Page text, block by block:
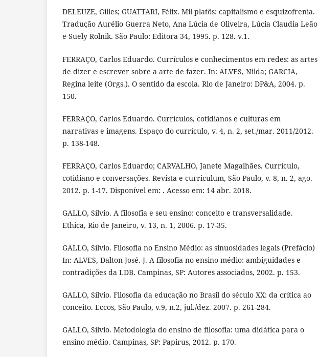
DELEUZE, Gilles; GUATTARI, Félix. Mil platôs: capitalismo e esquizofrenia.
Tradução Aurélio Guerra Neto, Ana Lúcia de Oliveira, Lúcia Claudia Leão
e Suely Rolnik. São Paulo: Editora 34, 1995. p. 128. v.1.
FERRAÇO, Carlos Eduardo. Currículos e conhecimentos em redes: as artes
de dizer e escrever sobre a arte de fazer. In: ALVES, Nilda; GARCIA,
Regina leite (Orgs.). O sentido da escola. Rio de Janeiro: DP&A, 2004. p.
150.
FERRAÇO, Carlos Eduardo. Currículos, cotidianos e culturas em
narrativas e imagens. Espaço do currículo, v. 4, n. 2, set./mar. 2011/2012.
p. 138-148.
FERRAÇO, Carlos Eduardo; CARVALHO, Janete Magalhães. Currículo,
cotidiano e conversações. Revista e-curriculum, São Paulo, v. 8, n. 2, ago.
2012. p. 1-17. Disponível em: . Acesso em: 14 abr. 2018.
GALLO, Sílvio. A filosofia e seu ensino: conceito e transversalidade.
Ethica, Rio de Janeiro, v. 13, n. 1, 2006. p. 17-35.
GALLO, Sílvio. Filosofia no Ensino Médio: as sinuosidades legais (Prefácio)
In: ALVES, Dalton José. J. A filosofia no ensino médio: ambiguidades e
contradições da LDB. Campinas, SP: Autores associados, 2002. p. 153.
GALLO, Sílvio. Filosofia da educação no Brasil do século XX: da crítica ao
conceito. Eccos, São Paulo, v.9, n.2, jul./dez. 2007. p. 261-284.
GALLO, Sílvio. Metodologia do ensino de filosofia: uma didática para o
ensino médio. Campinas, SP: Papirus, 2012. p. 170.